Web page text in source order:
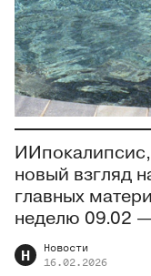
новый взгляд
главных
неделю 09.02
Н
Новости
16.02.2026